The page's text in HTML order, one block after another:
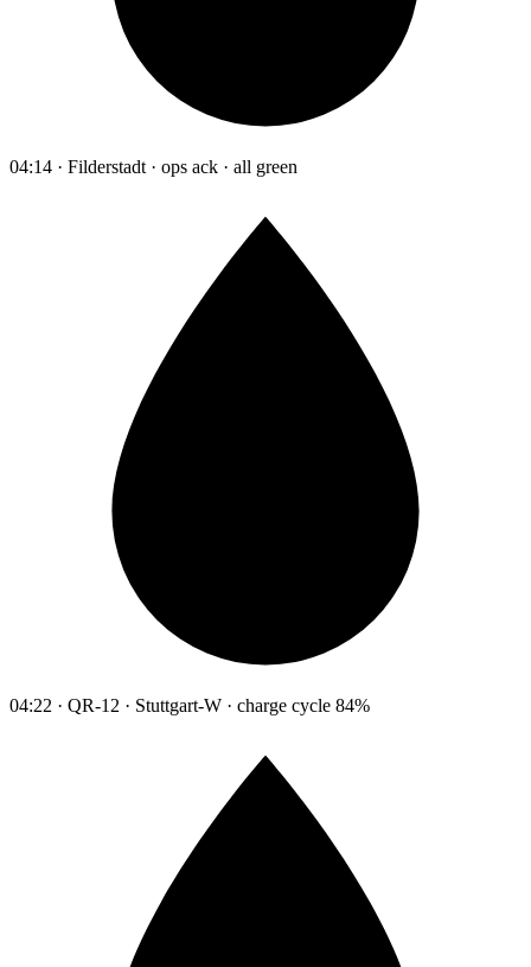
04:14 · Filderstadt · ops ack · all green
04:22 · QR-12 · Stuttgart-W · charge cycle 84%